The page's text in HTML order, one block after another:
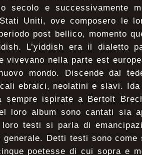
secolo e successivamente
Uniti, ove composero le
post bellico, momento
L’yiddish era il dialetto
vivevano nella parte est
mondo. Discende dal
ebraici, neolatini e slavi.
sempre ispirate a Bertolt
loro album sono cantati sia
testi si parla di
generale. Detti testi sono
poetesse di cui sopra e